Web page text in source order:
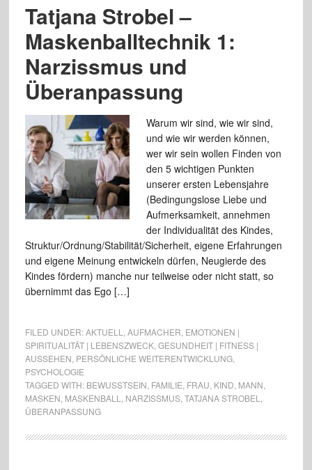
Tatjana Strobel –
Maskenballtechnik 1:
Narzissmus und
Überanpassung
Warum wir sind, wie wir sind,
und wie wir werden können,
wer wir sein wollen Finden von
den 5 wichtigen Punkten
unserer ersten Lebensjahre
(Bedingungslose Liebe und
Aufmerksamkeit, annehmen
der Individualität des Kindes,
Struktur/Ordnung/Stabilität/Sicherheit, eigene Erfahrungen
und eigene Meinung entwickeln dürfen, Neugierde des
Kindes fördern) manche nur teilweise oder nicht statt, so
übernimmt das Ego […]
FILED UNDER:AKTUELL AUFMACHER EMOTIONEN |
SPIRITUALITÄT | LEBENSZWECK, GESUNDHEIT | FITNESS |
AUSSEHEN PERSÖNLICHE WEITERENTWICKLUNG,
PSYCHOLOGIE
TAGGED WITH: BEWUSSTSEIN FAMILIE FRAU KIND MANN
MASKEN MASKENBALL NARZISSMUS, TATJANA STROBEL
ÜBERANPASSUNG